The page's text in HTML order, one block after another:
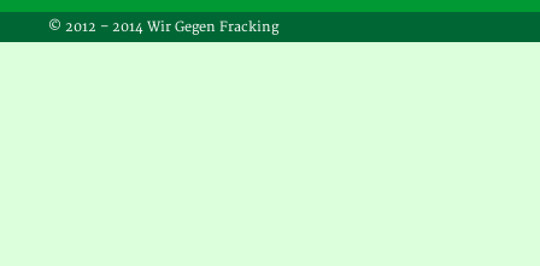
© 2012 – 2014 Wir Gegen Fracking